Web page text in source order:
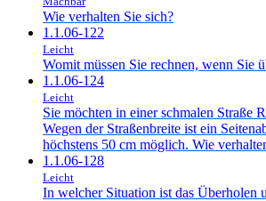
Wie verhalten Sie sich?
1.1.06-122
Leicht
Womit müssen Sie rechnen, wenn Sie
1.1.06-124
Leicht
Sie möchten in einer schmalen Straße
Wegen der Straßenbreite ist ein
höchstens 50 cm möglich. Wie
1.1.06-128
Leicht
In welcher Situation ist das Überholen